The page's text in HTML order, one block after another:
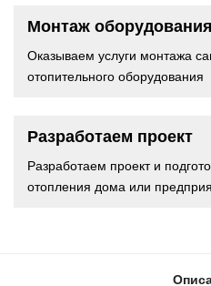
Монтаж оборудования
Оказываем услуги монтажа
отопительного оборудования
Разработаем проект
Разработаем проект и
отопления дома или